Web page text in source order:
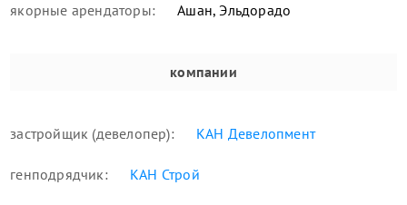
якорные арендаторы: Ашан, Эльдорадо
компании
застройщик (девелопер): КАН Девелопмент
генподрядчик: КАН Строй